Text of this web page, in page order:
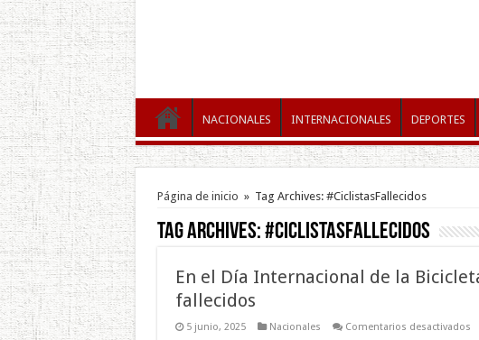
NACIONALES INTERNACIONALES DEPORTES
Página de inicio » Tag Archives: #CiclistasFallecidos
Tag Archives:#CiclistasFallecidos
En el Día Internacional de la
fallecidos
5 junio, 2025 Nacionales Comentarios desactivadosen